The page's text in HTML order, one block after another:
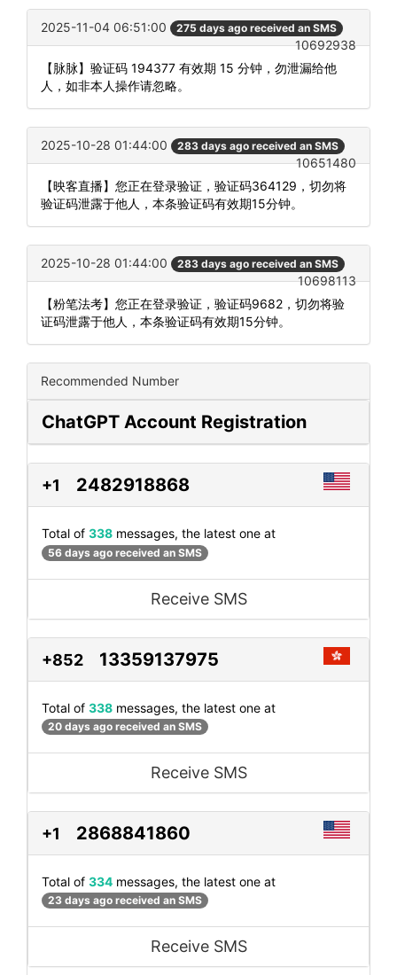
2025-11-04 06:51:00 275 days ago received an SMS
10692938
【脉脉】验证码 194377 有效期 15 分钟，勿泄漏给他
人，如非本人操作请忽略。
2025-10-28 01:44:00 283 days ago received an SMS
10651480
【映客直播】您正在登录验证，验证码364129，切勿将
验证码泄露于他人，本条验证码有效期15分钟。
2025-10-28 01:44:00 283 days ago received an SMS
10698113
【粉笔法考】您正在登录验证，验证码9682，切勿将验
证码泄露于他人，本条验证码有效期15分钟。
Recommended Number
ChatGPT Account Registration
+1 2482918868
Total of 338 messages, the latest one at
56 days ago received an SMS
Receive SMS
+852 13359137975
Total of 338 messages, the latest one at
20 days ago received an SMS
Receive SMS
+1 2868841860
Total of 334 messages, the latest one at
23 days ago received an SMS
Receive SMS